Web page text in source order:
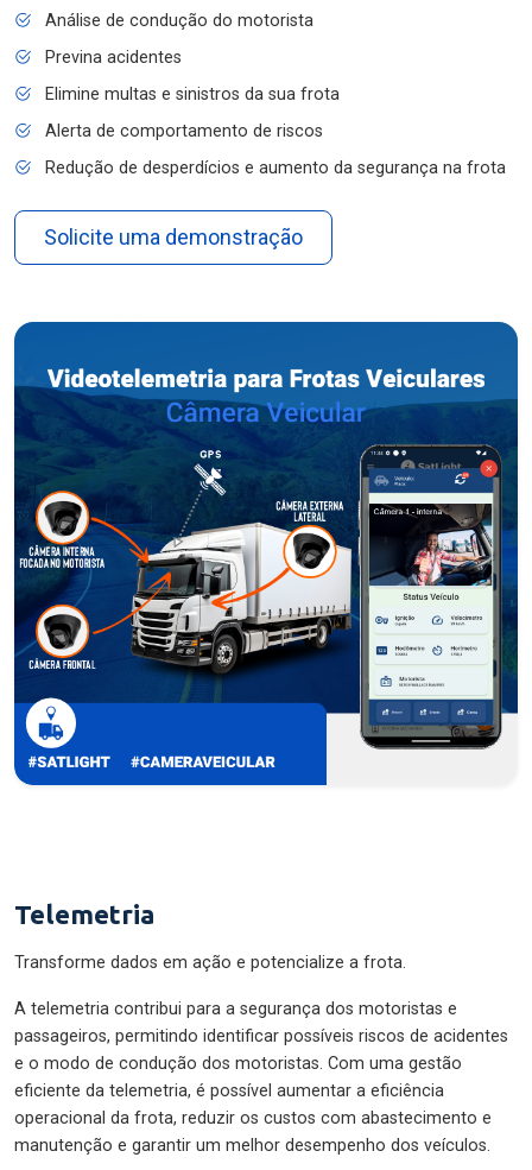
Análise de condução do motorista
Previna acidentes
Elimine multas e sinistros da sua frota
Alerta de comportamento de riscos
Redução de desperdícios e aumento da segurança na frota
Solicite uma demonstração
Telemetria
Transforme dados em ação e potencialize a frota.
A telemetria contribui para a segurança dos motoristas e
passageiros, permitindo identificar possíveis riscos de acidentes
e o modo de condução dos motoristas. Com uma gestão
eficiente da telemetria, é possível aumentar a eficiência
operacional da frota, reduzir os custos com abastecimento e
manutenção e garantir um melhor desempenho dos veículos.